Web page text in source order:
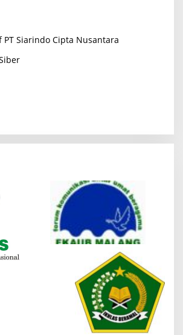
PT Siarindo Cipta Nusantara